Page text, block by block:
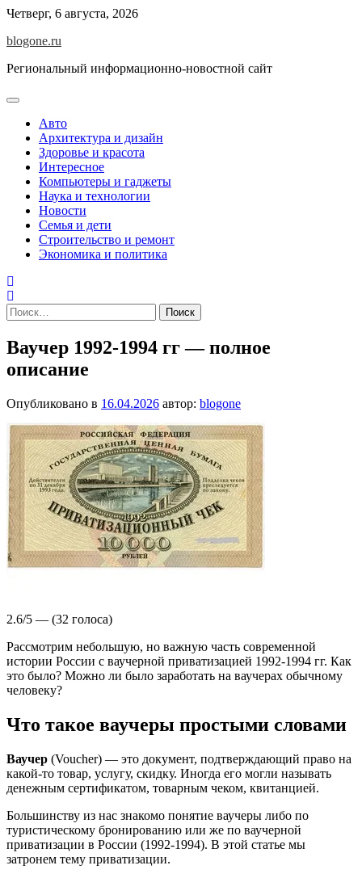
Перейти
содержимому
Четверг, 6 августа, 2026
blogone.ru
Региональный информационно-новостной сайт
Авто
Архитектура и дизайн
Здоровье и красота
Интересное
Компьютеры и гаджеты
Наука и технологии
Новости
Семья и дети
Строительство и ремонт
Экономика и политика
Найти:
Ваучер 1992-1994 гг — полное
описание
Опубликовано в 16.04.2026 автор: blogone
2.6/5 — (32 голоса)
Рассмотрим небольшую, но важную часть современной
истории России с ваучерной приватизацией 1992-1994 гг. Как
это было? Можно ли было заработать на ваучерах обычному
человеку?
Что такое ваучеры простыми словами
Ваучер (Voucher) — это документ, подтверждающий право на
какой-то товар, услугу, скидку. Иногда его могли называть
денежным сертификатом, товарным чеком, квитанцией.
Большинству из нас знакомо понятие ваучеры либо по
туристическому бронированию или же по ваучерной
приватизации в России (1992-1994). В этой статье мы
затронем тему приватизации.